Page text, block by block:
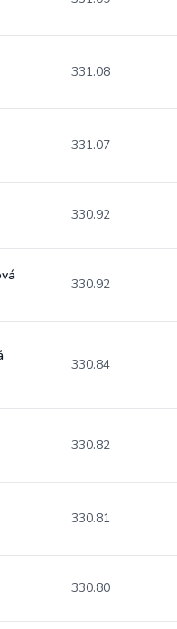
331.08
331.07
330.92
330.92
330.84
330.82
330.81
330.80